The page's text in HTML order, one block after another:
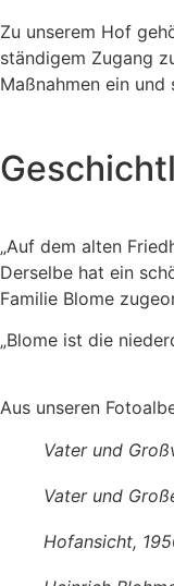
Zu unserem Hof
ständigem Zugang
Maßnahmen ein
„Auf dem alten
Derselbe hat ein
Familie Blome
„Blome ist die
Aus unseren
Vater und
Vater und
Hofansicht,